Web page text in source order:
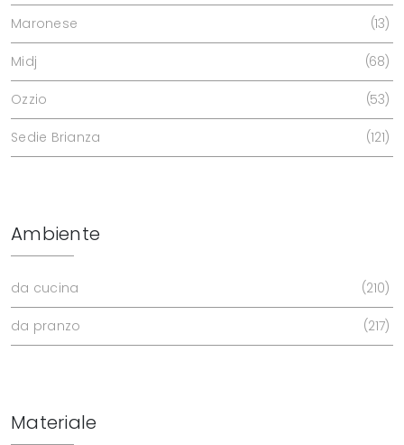
Maronese 13
Midj 68
Ozzio 53
Sedie Brianza 121
Ambiente
da cucina 210
da pranzo 217
Materiale